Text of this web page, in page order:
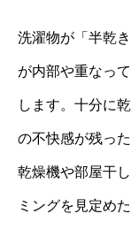
洗濯物が「半乾
が内部や重なっ
します。十分に
の不快感が残っ
乾燥機や部屋干
ミングを見定め